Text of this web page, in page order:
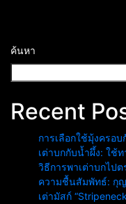
ค้นหา
Recent
การเลือกใช้มุ้งครอ
เต่าบกกับน้ำผึ้ง: ใช้
วิธีการพาเต่าบกไป
ความชื้นสัมพัทธ์: กุ
เต่ามัสก์